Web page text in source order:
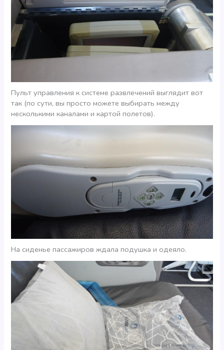
Пульт управления к системе развлечений выглядит вот
так (по сути, вы просто можете выбирать между
несколькими каналами и картой полетов).
На сиденье пассажиров ждала подушка и одеяло.